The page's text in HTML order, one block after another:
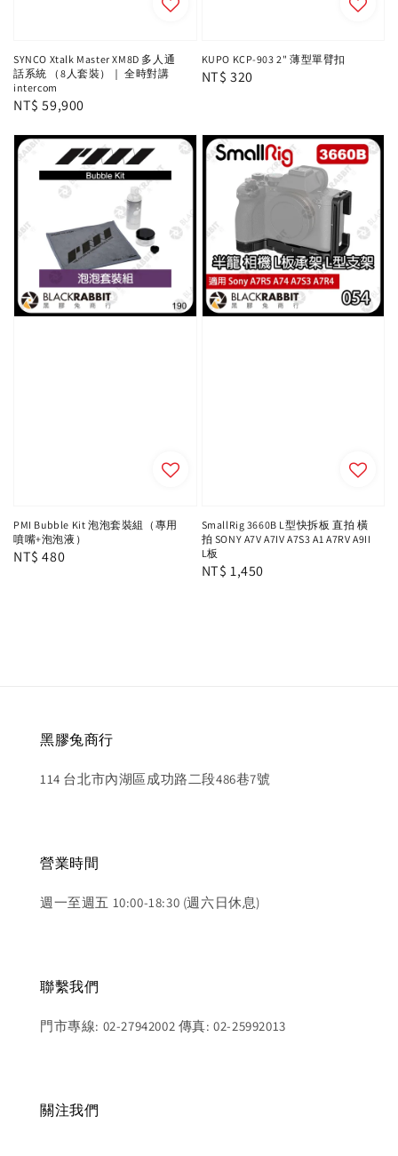
SYNCO Xtalk Master XM8D 多人通
話系統 （8人套裝）｜ 全時對講
intercom
Regular
NT$ 59,900
KUPO KCP-903 2" 薄型單臂扣
Regular
NT$ 320
PMI Bubble Kit 泡泡套裝組（專用
噴嘴+泡泡液）
Regular
NT$ 480
SmallRig 3660B L型快拆板 直拍 橫
拍 SONY A7V A7IV A7S3 A1 A7RV A9II
L板
Regular
NT$ 1,450
黑膠兔商行
114 台北市內湖區成功路二段486巷7號
營業時間
週一至週五 10:00-18:30 (週六日休息)
聯繫我們
門市專線: 02-27942002 傳真: 02-25992013
關注我們